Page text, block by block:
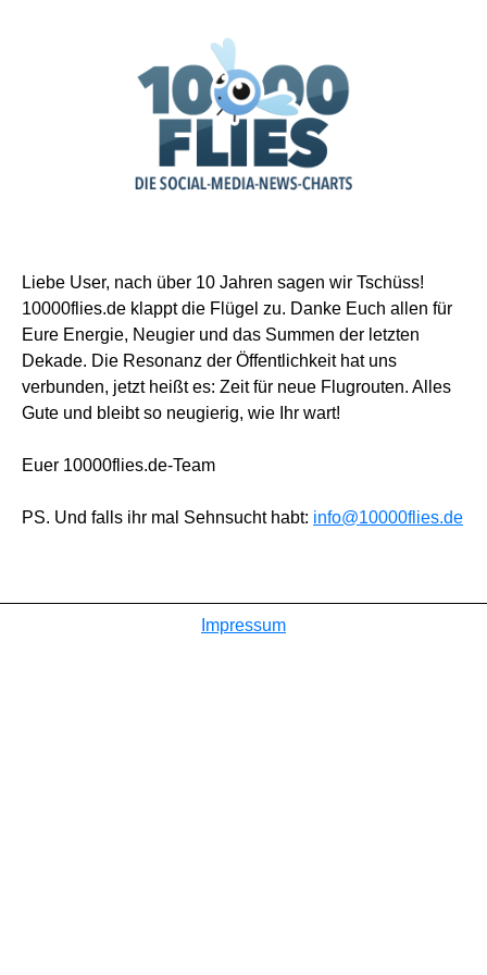
Liebe User, nach über 10 Jahren sagen wir Tschüss!
10000flies.de klappt die Flügel zu. Danke Euch allen für
Eure Energie, Neugier und das Summen der letzten
Dekade. Die Resonanz der Öffentlichkeit hat uns
verbunden, jetzt heißt es: Zeit für neue Flugrouten. Alles
Gute und bleibt so neugierig, wie Ihr wart!
Euer 10000flies.de-Team
PS. Und falls ihr mal Sehnsucht habt: info@10000flies.de
Impressum